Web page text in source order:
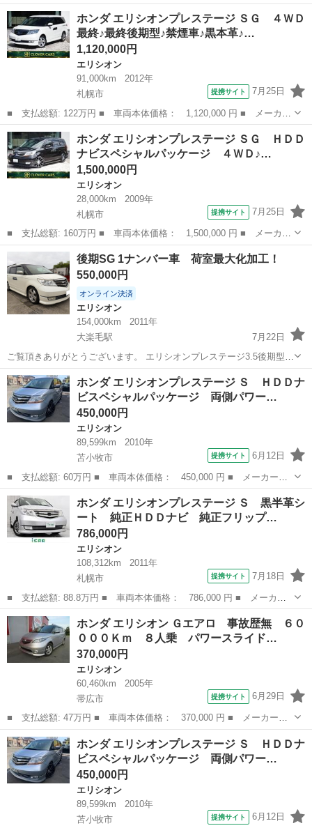
名： ホンダ ■ 車種名： エリシオン ■ グレード名： Ｇエア
ロ 事故歴無 ６００００Ｋｍ ８人乗 パワースライドドア ナ
ビ バックカメラ １...
北海道 帯広市 エリシオン
ホンダ エリシオンプレステージ ＳＧ ４ＷＤ
最終♪最終後期型♪禁煙車♪黒本革♪…
1,120,000円
エリシオン
91,000km
2012年
札幌市
提携サイト 7月25日
■ 支払総額: 122万円 ■ 車両本体価格： 1,120,000 円 ■ メーカー
名： ホンダ ■ 車種名： エリシオンプレステージ ■ グレード
名： ＳＧ ４ＷＤ最終♪最終後期型♪禁煙車♪黒本革♪シートヒーター♪
純正ナ...
北海道 札幌市 エリシオン
ホンダ エリシオンプレステージ ＳＧ ＨＤＤ
ナビスペシャルパッケージ ４ＷＤ♪…
1,500,000円
エリシオン
28,000km
2009年
札幌市
提携サイト 7月25日
■ 支払総額: 160万円 ■ 車両本体価格： 1,500,000 円 ■ メーカー
名： ホンダ ■ 車種名： エリシオンプレステージ ■ グレード
名： ＳＧ ＨＤＤナビスペシャルパッケージ ４ＷＤ♪仕入れ時評価
点４．５点...
北海道 札幌市 エリシオン
後期SG 1ナンバー車 荷室最大化加工！
550,000円
オンライン決済
エリシオン
154,000km
2011年
大楽毛駅
7月22日
ご覧頂きありがとうございます。 エリシオンプレステージ3.5後期型
SG 2WDです。 珍しい300馬力の1ナンバー貨物車です！ 定員は5名で
す。 車検取りたて27年7月迄です。 排気量が大きいので維持費の節約
になると思...
北海道 釧路市 大楽毛駅 エリシオン
ホンダ エリシオンプレステージ Ｓ ＨＤＤナ
ビスペシャルパッケージ 両側パワー…
450,000円
エリシオン
89,599km
2010年
苫小牧市
提携サイト 6月12日
■ 支払総額: 60万円 ■ 車両本体価格： 450,000 円 ■ メーカー
名： ホンダ ■ 車種名： エリシオンプレステージ ■ グレード
名： Ｓ ＨＤＤナビスペシャルパッケージ 両側パワースライドド
ア・２列目キャプテ...
北海道 苫小牧市 エリシオン
ホンダ エリシオンプレステージ Ｓ 黒半革シ
ート 純正ＨＤＤナビ 純正フリップ…
786,000円
エリシオン
108,312km
2011年
札幌市
提携サイト 7月18日
■ 支払総額: 88.8万円 ■ 車両本体価格： 786,000 円 ■ メーカー
名： ホンダ ■ 車種名： エリシオンプレステージ ■ グレード
名： Ｓ 黒半革シート 純正ＨＤＤナビ 純正フリップダウンモニ
ター バックカ...
北海道 札幌市 エリシオン
ホンダ エリシオン Ｇエアロ 事故歴無 ６０
０００Ｋｍ ８人乗 パワースライド…
370,000円
エリシオン
60,460km
2005年
帯広市
提携サイト 6月29日
■ 支払総額: 47万円 ■ 車両本体価格： 370,000 円 ■ メーカー
名： ホンダ ■ 車種名： エリシオン ■ グレード名： Ｇエア
ロ 事故歴無 ６００００Ｋｍ ８人乗 パワースライドドア ナ
ビ バックカメラ １...
北海道 帯広市 エリシオン
ホンダ エリシオンプレステージ Ｓ ＨＤＤナ
ビスペシャルパッケージ 両側パワー…
450,000円
エリシオン
89,599km
2010年
苫小牧市
提携サイト 6月12日